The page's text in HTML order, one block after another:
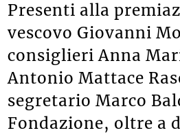
Presenti alla
vescovo Giovanni
consiglieri Anna
Antonio Mattace
segretario Marco
Fondazione, oltre a